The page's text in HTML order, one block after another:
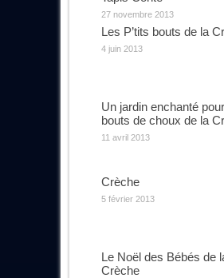
27 novembre 2013
Les P’tits bouts de la
4 juin 2013
Un jardin enchanté
bouts de choux de la
11 avril 2013
Crèche
5 février 2013
Le Noël des Bébés de
Crèche